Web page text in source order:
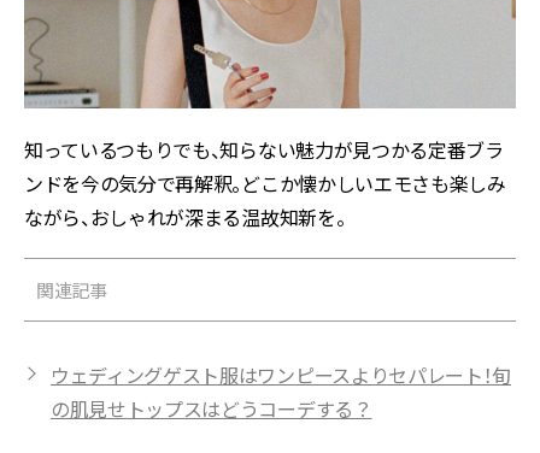
知っているつもりでも、知らない魅力が見つかる定番ブラ
ンドを今の気分で再解釈。どこか懐かしいエモさも楽しみ
ながら、おしゃれが深まる温故知新を。
関連記事
ウェディングゲスト服はワンピースよりセパレート！旬
の肌見せトップスはどうコーデする？